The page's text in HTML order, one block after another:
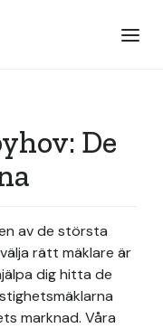
De
av de största
rätt mäklare är
dig hitta de
marknad. Våra